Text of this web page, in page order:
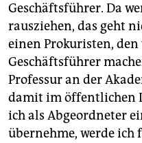
Geschäftsführer. Da
rausziehen, das geht
einen Prokuristen,
Geschäftsführer
Professur an der
damit im öffentlichen
ich als Abgeordneter
übernehme, werde ich